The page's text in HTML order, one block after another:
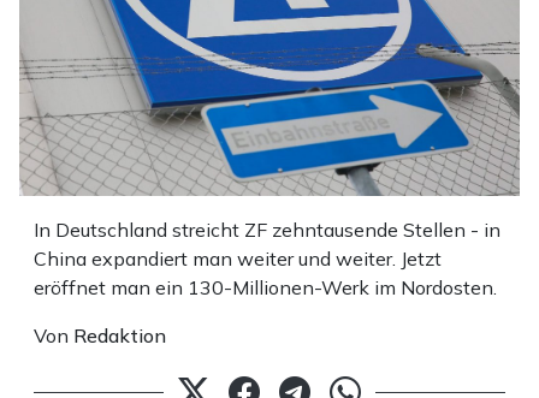
In Deutschland streicht ZF zehntausende Stellen - in
China expandiert man weiter und weiter. Jetzt
eröffnet man ein 130-Millionen-Werk im Nordosten.
Von Redaktion